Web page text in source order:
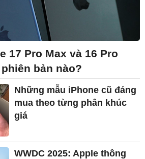
17 Pro Max và 16 Pro
bản nào?
Những mẫu iPhone cũ đáng
mua theo từng phân khúc
giá
WWDC 2025: Apple thông